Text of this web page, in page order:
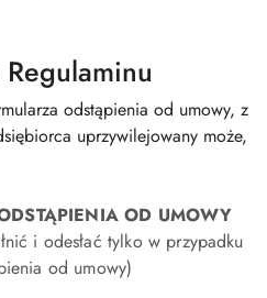
odstąpienia od umowy, z
uprzywilejowany może,
OD UMOWY
i odesłać tylko w przypadku
od umowy)